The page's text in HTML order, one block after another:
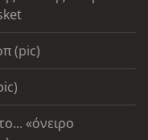
(pic)
«όνειρο